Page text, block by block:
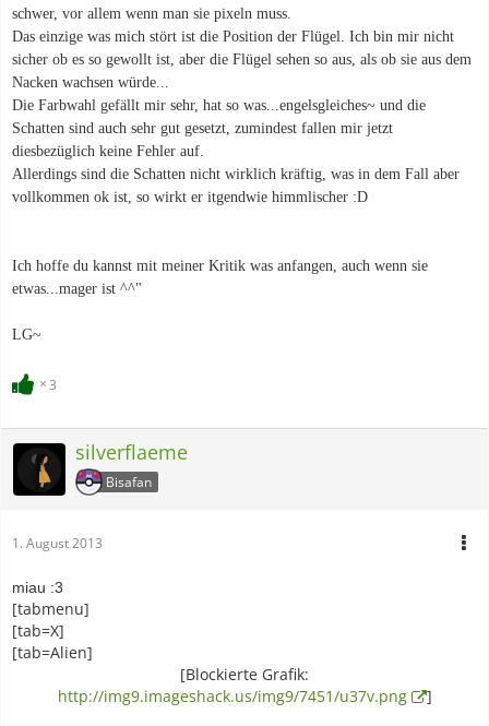
schwer, vor allem wenn man sie pixeln muss.
Das einzige was mich stört ist die Position der Flügel. Ich bin mir nicht
sicher ob es so gewollt ist, aber die Flügel sehen so aus, als ob sie aus dem
Nacken wachsen würde...
Die Farbwahl gefällt mir sehr, hat so was...engelsgleiches~ und die
Schatten sind auch sehr gut gesetzt, zumindest fallen mir jetzt
diesbezüglich keine Fehler auf.
Allerdings sind die Schatten nicht wirklich kräftig, was in dem Fall aber
vollkommen ok ist, so wirkt er itgendwie himmlischer :D
Ich hoffe du kannst mit meiner Kritik was anfangen, auch wenn sie
etwas...mager ist ^^"
LG~
3
silverflaeme
Bisafan
1. August 2013
miau :3
[tabmenu]
[tab=X]
[tab=Alien]
[Blockierte Grafik:
http://img9.imageshack.us/img9/7451/u37v.png
]